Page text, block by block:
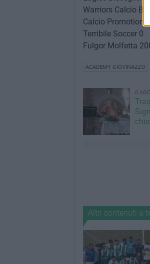
Warriors Calcio Bari
Calcio Promotion 3
Terribile Soccer 0
Fulgor Molfetta
ACADEMY GIOVINAZZO
6
Altri contenuti a